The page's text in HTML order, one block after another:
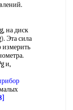
на диск
Эта сила
измерить
и,